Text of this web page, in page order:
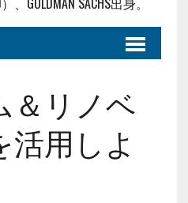
＆リノベ
用しよ